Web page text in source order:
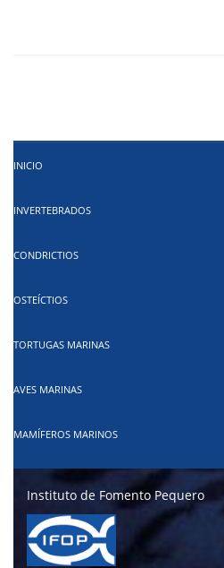
INICIO
INVERTEBRADOS
CONDRICTIOS
OSTEÍCTIOS
TORTUGAS MARINAS
AVES MARINAS
MAMÍFEROS MARINOS
Instituto de Fomento Pequero